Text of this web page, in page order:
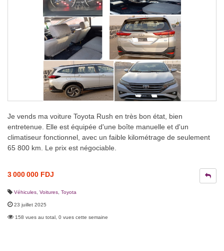
Je vends ma voiture Toyota Rush en très bon état, bien
entretenue. Elle est équipée d'une boîte manuelle et d'un
climatiseur fonctionnel, avec un faible kilométrage de seulement
65 800 km. Le prix est négociable.
3 000 000 FDJ
Véhicules Voitures Toyota
23 juillet 2025
158 vues au total, 0 vues cette semaine